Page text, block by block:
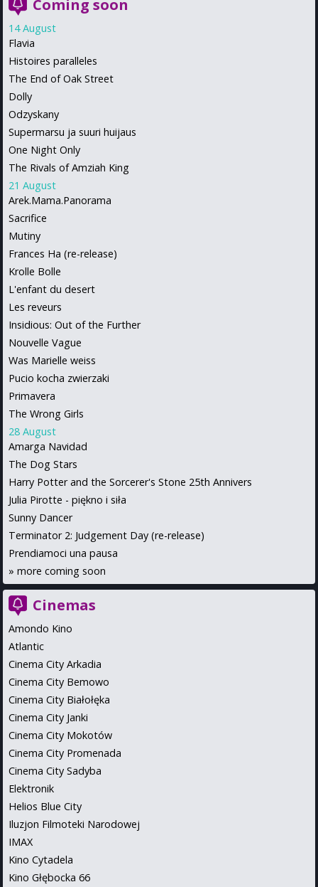
Coming soon
14 August
Flavia
Histoires paralleles
The End of Oak Street
Dolly
Odzyskany
Supermarsu ja suuri huijaus
One Night Only
The Rivals of Amziah King
21 August
Arek.Mama.Panorama
Sacrifice
Mutiny
Frances Ha (re-release)
Krolle Bolle
L'enfant du desert
Les reveurs
Insidious: Out of the Further
Nouvelle Vague
Was Marielle weiss
Pucio kocha zwierzaki
Primavera
The Wrong Girls
28 August
Amarga Navidad
The Dog Stars
Harry Potter and the Sorcerer's Stone 25th Annivers
Julia Pirotte - piękno i siła
Sunny Dancer
Terminator 2: Judgement Day (re-release)
Prendiamoci una pausa
» more coming soon
Cinemas
Amondo Kino
Atlantic
Cinema City Arkadia
Cinema City Bemowo
Cinema City Białołęka
Cinema City Janki
Cinema City Mokotów
Cinema City Promenada
Cinema City Sadyba
Elektronik
Helios Blue City
Iluzjon Filmoteki Narodowej
IMAX
Kino Cytadela
Kino Głębocka 66